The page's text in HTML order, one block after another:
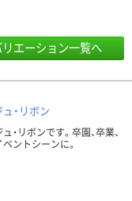
リエーション一覧へ
・リボン
・リボンです。卒園、卒業、
ントシーンに。